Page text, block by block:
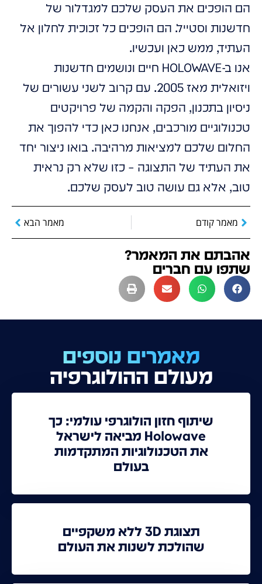
הם הופכים את העסק שלכם למגדלור של
חדשנות וסטייל. הם הופכים כל זכוכית לחלון אל
העתיד, ממש כאן ועכשיו.
אנו ב-HOLOWAVE חיים ונושמים חדשנות
ויזואלית מאז 2005. עם קרוב לשני עשורים של
ניסיון בתכנון, הפקה והקמה של פרויקטים
טכנולוגיים מורכבים, אנחנו כאן כדי להפוך את
החלום שלכם למציאות מרהיבה. בואו ניצור יחד
את העתיד של התצוגה – כזו שלא רק נראית
טוב, אלא גם עושה טוב לעסק שלכם.
מאמר קודם מאמר הבא
אהבתם את המאמר?
שתפו עם חברים
מאמרים נוספים
מעולם ההולוגרפיה
שיתוף חזון הולוגרפי עולמי: כך
Holowave מביאה לישראל
את הטכנולוגיות המתקדמות
בעולם
תצוגת 3D ללא משקפיים
שהולכת לשנות את העולם